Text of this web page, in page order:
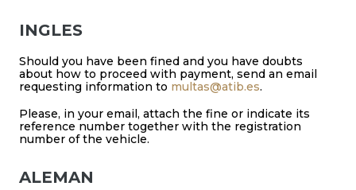
INGLES
Should you have been fined and you have doubts
about how to proceed with payment, send an email
requesting information to multas@atib.es.
Please, in your email, attach the fine or indicate its
reference number together with the registration
number of the vehicle.
ALEMAN